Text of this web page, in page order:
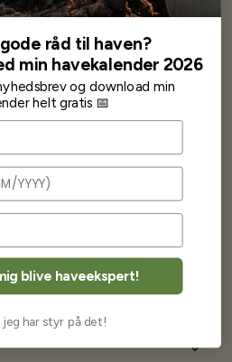
asparges kroner med posten
med Bjarne har jeg altid mødt
købe her fra
spørgsmål
råd til haven?
min havekalender 2026
og download min
helt gratis 📅
blive haveekspert!
jeg har styr på det!